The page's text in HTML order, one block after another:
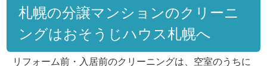
札幌の分譲マンションのクリーニ
ングはおそうじハウス札幌へ
リフォーム前・入居前のクリーニングは、空室のうちに